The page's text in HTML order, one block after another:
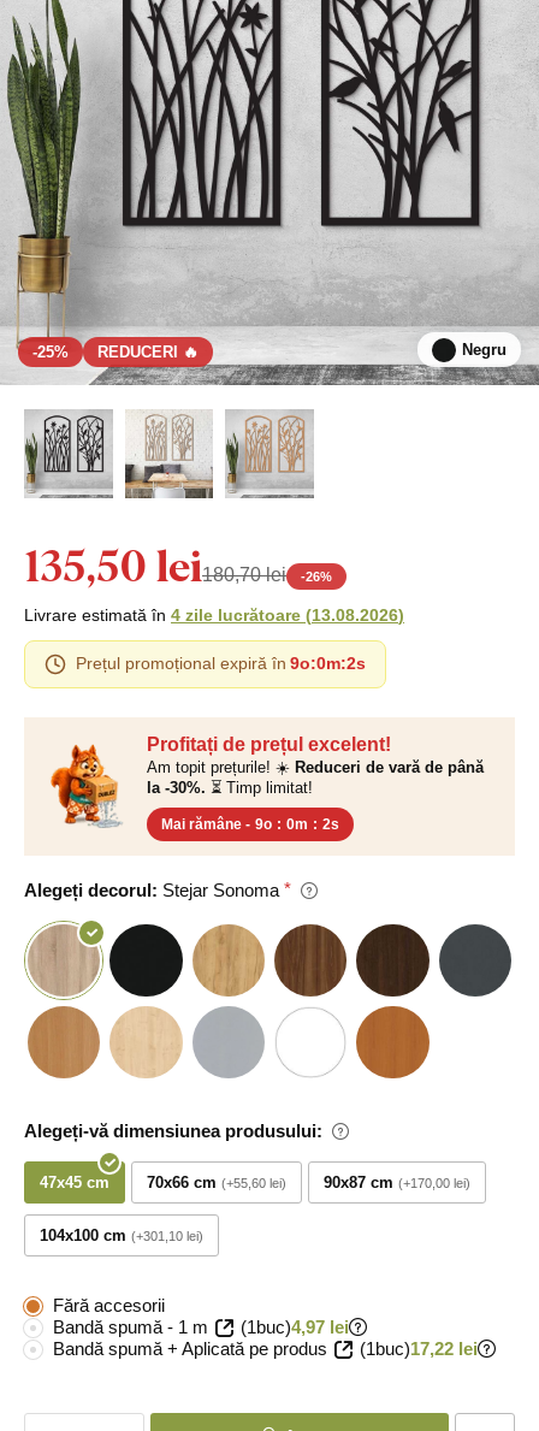
-25% REDUCERI 🔥 Negru
Profitați de prețul excelent!
Am topit prețurile! ☀️ Reduceri de vară de până
la -30%. ⏳ Timp limitat!
Mai rămâne - 9o : 0m : 1s
Alegeți decorul: Stejar Sonoma
Alegeți-vă dimensiunea produsului:
47x45 cm 70x66 cm +55,60 lei 90x87 cm +170,00 lei
104x100 cm +301,10 lei
135,50 lei180,70 lei -26%
Livrare estimată în 4 zile lucrătoare (13.08.2026)
Prețul promoțional expiră în 9o:0m:1s
Fără accesorii
Bandă spumă - 1 m
(1buc)4,97 lei
Bandă spumă + Aplicată pe produs
(1buc)17,22 lei